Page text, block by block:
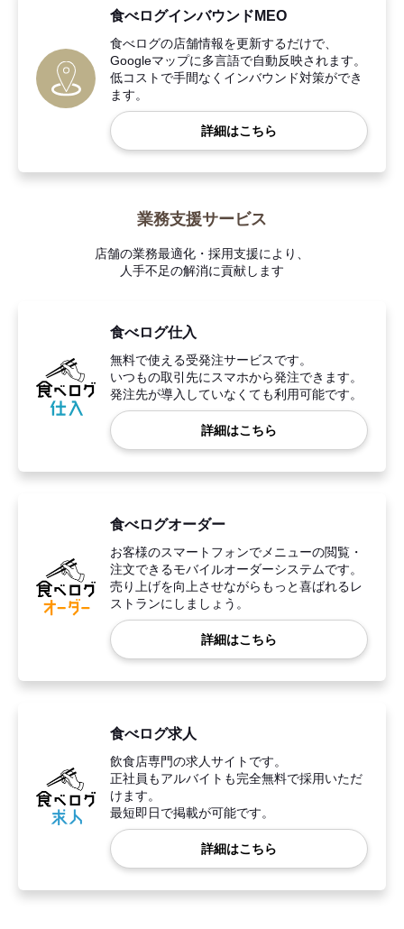
食べログインバウンドMEO
食べログの店舗情報を更新するだけで、
Googleマップに多言語で自動反映されます。
低コストで手間なくインバウンド対策ができ
ます。
詳細はこちら
業務支援サービス
店舗の業務最適化・採用支援により、
人手不足の解消に貢献します
食べログ仕入
無料で使える受発注サービスです。
いつもの取引先にスマホから発注できます。
発注先が導入していなくても利用可能です。
詳細はこちら
食べログオーダー
お客様のスマートフォンでメニューの閲覧・
注文できるモバイルオーダーシステムです。
売り上げを向上させながらもっと喜ばれるレ
ストランにしましょう。
詳細はこちら
食べログ求人
飲食店専門の求人サイトです。
正社員もアルバイトも完全無料で採用いただ
けます。
最短即日で掲載が可能です。
詳細はこちら